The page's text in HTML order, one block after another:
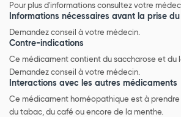
Pour plus d'informations consultez votre
Informations nécessaires avant la prise
Demandez conseil à votre médecin.
Contre-indications
Ce médicament contient du saccharose et du
Demandez conseil à votre médecin.
Interactions avec les autres médicaments
Ce médicament homéopathique est à prendre
du tabac, du café ou encore de la menthe.